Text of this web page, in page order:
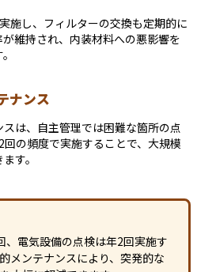
施し、フィルターの交換も定期的に
維持され、内装材料への悪影響を
ナンス
は、自主管理では困難な箇所の点
の頻度で実施することで、大規模
す。
、電気設備の点検は年2回実施す
メンテナンスにより、突発的な